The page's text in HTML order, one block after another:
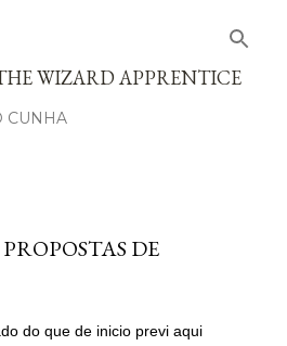
WIZARD APPRENTICE
CUNHA
DE
do que de inicio previ aqui